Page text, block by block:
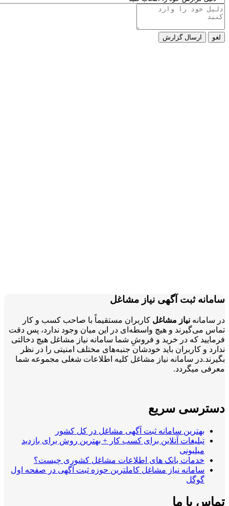
لغو ارسال گزارش
سامانه ثبت آگهی نیاز مشاغل
در سامانه نیاز مشاغلکاربران مستقیماً با صاحب کسب و کار
تماس می‌گیرند و هیچ واسطه‌ای در این میان وجود ندارد، پس دقت
فرمایید که در خرید و فروشِ شما سامانه نیاز مشاغل هیچ دخالتی
ندارد و کاربران باید خودشان جنبه‌های مختلف امنیتی را در نظر
بگیرند.در سامانه نیاز مشاغل کلیه اطلاعات شغلی مجموعه شما
معرفی میگردد.
دسترسی سریع
بهترین سامانه ثبت آگهی مشاغل در کل کشور
تبلیغات آنلاین برای کسب کار + بهترین روش برای بازدید
میلیونی
خدمات بانک های اطلاعات مشاغل کشوری چیست؟
سامانه نیاز مشاغل کاملترین حوزه ثبت آگهی در صفحه اول
گوگل
تماس با ما